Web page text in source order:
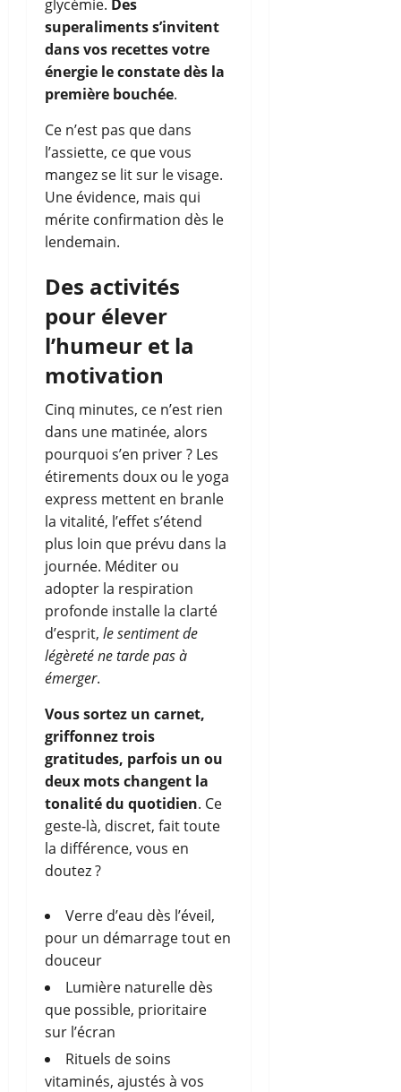
glycémie. Des
superaliments s’invitent
dans vos recettes votre
énergie le constate dès la
première bouchée.
Ce n’est pas que dans
l’assiette, ce que vous
mangez se lit sur le visage.
Une évidence, mais qui
mérite confirmation dès le
lendemain.
Des activités
pour élever
l’humeur et la
motivation
Cinq minutes, ce n’est rien
dans une matinée, alors
pourquoi s’en priver ? Les
étirements doux ou le yoga
express mettent en branle
la vitalité, l’effet s’étend
plus loin que prévu dans la
journée. Méditer ou
adopter la respiration
profonde installe la clarté
d’esprit, le sentiment de
légèreté ne tarde pas à
émerger.
Vous sortez un carnet,
griffonnez trois
gratitudes, parfois un ou
deux mots changent la
tonalité du quotidien. Ce
geste-là, discret, fait toute
la différence, vous en
doutez ?
Verre d’eau dès l’éveil,
pour un démarrage tout en
douceur
Lumière naturelle dès
que possible, prioritaire
sur l’écran
Rituels de soins
vitaminés, ajustés à vos